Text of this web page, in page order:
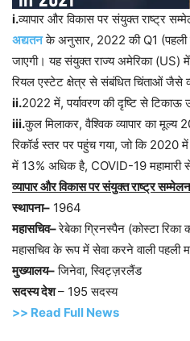
i.व्यापार और विकास पर संयुक्त राष्ट्र
अद्यतनके अनुसार, 2022 की Q1 (पहली
जाएगी। यह संयुक्त राज्य अमेरिका (US)
रियल एस्टेट क्षेत्र से संबंधित चिंताओं जैसे
ii.2022 में, पर्यावरण की दृष्टि से टिकाऊ
iii.कुल मिलाकर, वैश्विक व्यापार का मूल्य
रिकॉर्ड स्तर पर पहुंच गया, जो कि 2020
में 13% अधिक है, COVID-19 महामारी
व्यापार और विकास पर संयुक्त राष्ट्र
स्थापना– 1964
महासचिव–रेबेका ग्रिनस्पैन (कोस्टा
महासचिव के रूप में सेवा करने वाली पहली
मुख्यालय–जिनेवा, स्विट्ज़रलैंड
सदस्य देश– 195 सदस्य
>> Read Full News